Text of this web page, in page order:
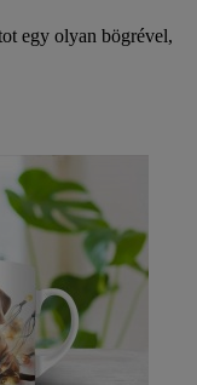
egy olyan bögrével,